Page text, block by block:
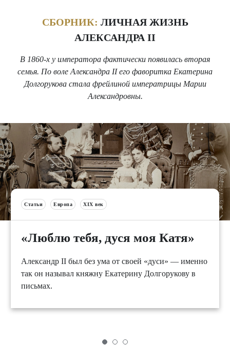
СБОРНИК: ЛИЧНАЯ ЖИЗНЬ
АЛЕКСАНДРА II
В 1860-х у императора фактически появилась вторая
семья. По воле Александра II его фаворитка Екатерина
Долгорукова стала фрейлиной императрицы Марии
Александровны.
Статьи Европа XIX век
«Люблю тебя, дуся моя Катя»
Александр II был без ума от своей «дуси» — именно
так он называл княжну Екатерину Долгорукову в
письмах.